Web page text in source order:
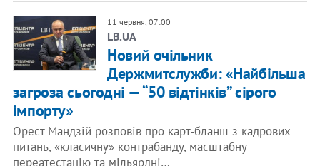
11 червня, 07:00
LB.UA
Новий очільник
Держмитслужби: «Найбільша
загроза сьогодні — “50 відтінків” сірого
імпорту»
Орест Мандзій розповів про карт-бланш з кадрових
питань, «класичну» контрабанду, масштабну
переатестацію та мільярдні…